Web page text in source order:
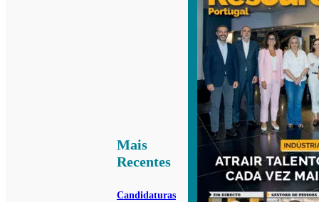
Mais
Recentes
Candidaturas